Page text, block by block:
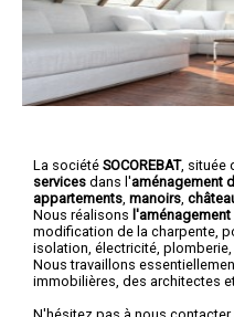
La société SOCOREBAT, située
services dans l'aménagement
appartements manoirs
Nous réalisons
modification de la charpente,
isolation, électricité, plomberie,
Nous travaillons
immobilières, des architectes